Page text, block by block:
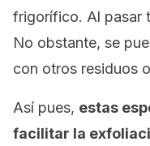
frigorífico. Al pasar
No obstante, se
con otros residuos
Así pues, estas
facilitar la